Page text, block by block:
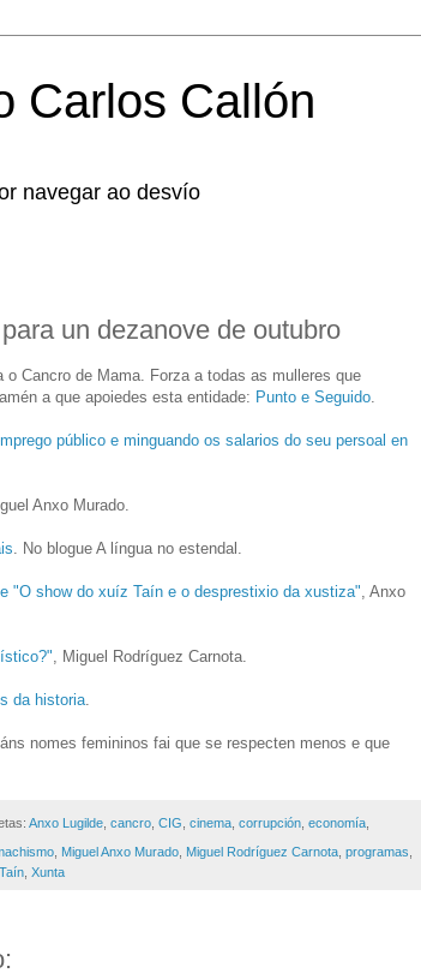
Carlos Callón
navegar ao desvío
un dezanove de outubro
o Cancro de Mama. Forza a todas as mulleres que
a que apoiedes esta entidade: Punto e Seguido
público e minguando os salarios do seu persoal en
Anxo Murado.
. No blogue A língua no estendal.
e "O show do xuíz Taín e o desprestixio da xustiza" , Anxo
, Miguel Rodríguez Carnota.
da historia
nomes femininos fai que se respecten menos e que
Anxo Lugilde, cancro, CIG cinema, corrupción, economía,
Miguel Anxo Murado Miguel Rodríguez Carnota programas
Xunta